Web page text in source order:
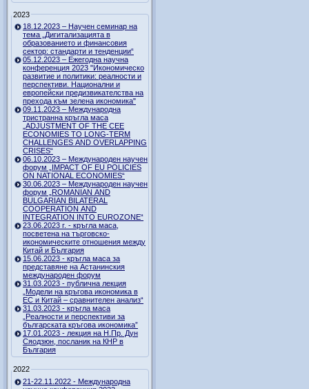
2023
18.12.2023 – Научен семинар на
тема „Дигитализацията в
образованието и финансовия
сектор: стандарти и тенденции“
05.12.2023 – Ежегодна научна
конференция 2023 "Икономическо
развитие и политики: реалности и
перспективи. Национални и
европейски предизвикателства на
прехода към зелена икономика"
09.11.2023 – Международна
тристранна кръгла маса
„ADJUSTMENT OF THE CEE
ECONOMIES TO LONG-TERM
CHALLENGES AND OVERLAPPING
CRISES“
06.10.2023 – Международен научен
форум „IMPACT OF EU POLICIES
ON NATIONAL ECONOMIES“
30.06.2023 – Международен научен
форум „ROMANIAN AND
BULGARIAN BILATERAL
COOPERATION AND
INTEGRATION INTO EUROZONE“
23.06.2023 г. - кръгла маса,
посветена на търговско-
икономическите отношения между
Китай и България
15.06.2023 - кръгла маса за
представяне на Астанинския
международен форум
31.03.2023 - публична лекция
„Модели на кръгова икономика в
ЕС и Китай – сравнителен анализ“
31.03.2023 - кръгла маса
„Реалности и перспективи за
българската кръгова икономика”
17.01.2023 - лекция на Н.Пр. Дун
Сяодзюн, посланик на КНР в
България
2022
21-22.11.2022 - Международна